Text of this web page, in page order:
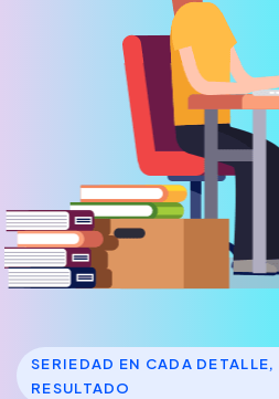
SERIEDAD EN CADA
RESULTADO